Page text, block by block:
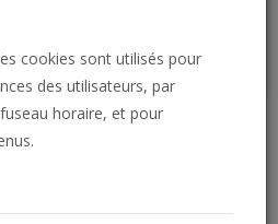
de la
cookies sont utilisés pour
des utilisateurs, par
horaire, et pour